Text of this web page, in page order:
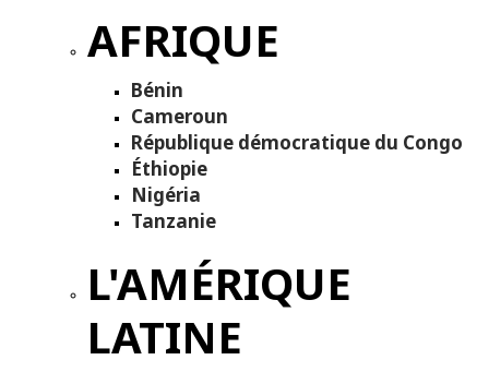
AFRIQUE
Bénin
Cameroun
République démocratique du Congo
Éthiopie
Nigéria
Tanzanie
L'AMÉRIQUE
LATINE